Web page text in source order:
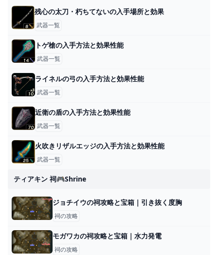
残心の太刀・朽ちてないの入手場所と効果
武器一覧
トゲ槍の入手方法と効果性能
武器一覧
ライネルの弓の入手方法と効果性能
武器一覧
近衛の盾の入手方法と効果性能
武器一覧
火吹きリザルエッジの入手方法と効果性能
武器一覧
ティアキン 祠🎮shrine
ジョチイウの祠攻略と宝箱｜引き抜く度胸
祠の攻略
モガワカの祠攻略と宝箱｜水力発電
祠の攻略